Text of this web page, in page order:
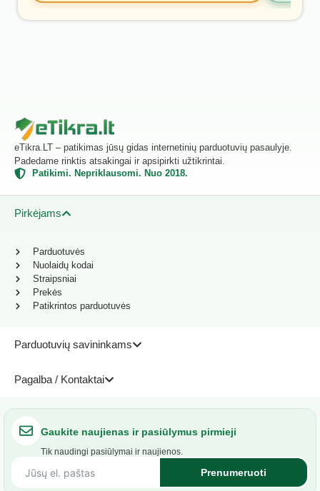
eTikra.LT – patikimas jūsų gidas internetinių parduotuvių pasaulyje.
Padedame rinktis atsakingai ir apsipirkti užtikrintai.
Patikimi. Nepriklausomi. Nuo 2018.
Pirkėjams
Parduotuvių savininkams
Pagalba / Kontaktai
Parduotuvės
Nuolaidų kodai
Straipsniai
Prekės
Patikrintos parduotuvės
Gaukite naujienas ir pasiūlymus pirmieji
Tik naudingi pasiūlymai ir naujienos.
Prenumeruoti